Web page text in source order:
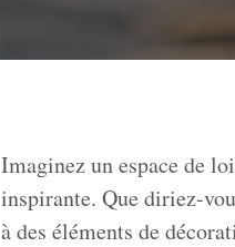
Imaginez un espace de
inspirante. Que diriez-
à des éléments de